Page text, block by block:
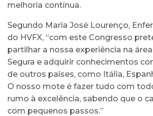
melhoria contínua.
Segundo Maria José Lourenço,
do HVFX, “com este Congresso
partilhar a nossa experiência na
Segura e adquirir conhecimentos
de outros países, como Itália,
O nosso mote é fazer tudo com
rumo à excelência, sabendo que o
com pequenos passos.”